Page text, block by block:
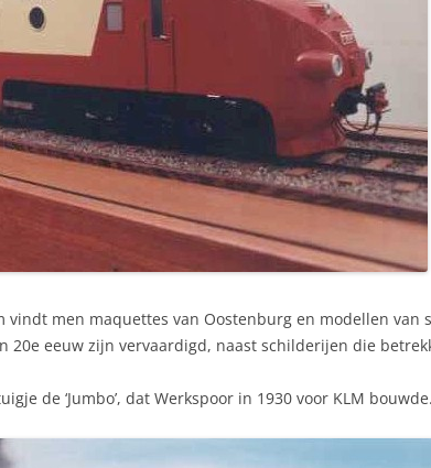
men maquettes van Oostenburg en modellen van
20e eeuw zijn vervaardigd, naast schilderijen die
de ‘Jumbo’, dat Werkspoor in 1930 voor KLM bouwde.